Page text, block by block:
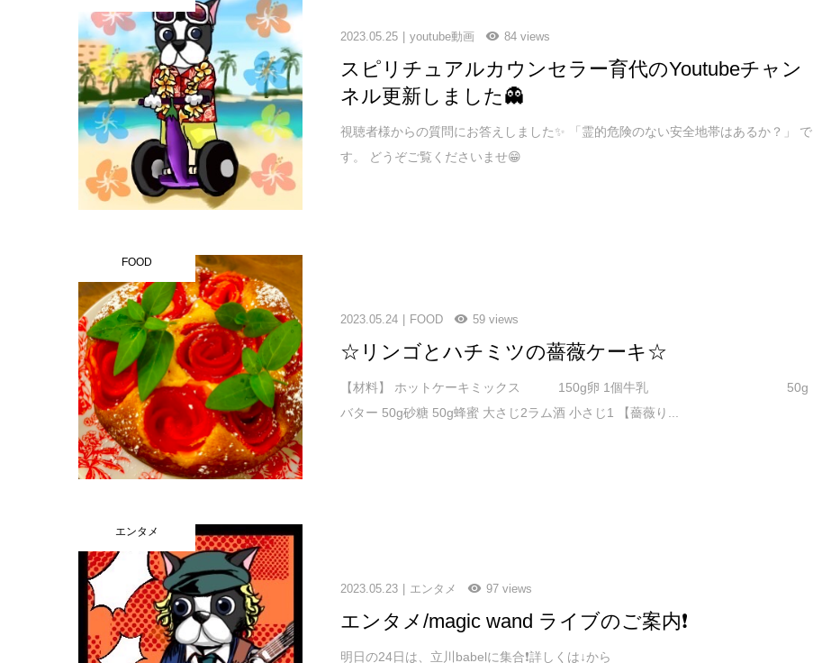
2023.05.25 youtube動画 84 views
スピリチュアルカウンセラー育代のYoutubeチャン
ネル更新しました👻
視聴者様からの質問にお答えしました✨ 「霊的危険のない安全地帯はあるか？」 で
す。 どうぞご覧くださいませ😁
FOOD
2023.05.24 FOOD 59 views
☆リンゴとハチミツの薔薇ケーキ☆
【材料】 ホットケーキミックス 150g卵 1個牛乳 50g
バター 50g砂糖 50g蜂蜜 大さじ2ラム酒 小さじ1 【薔薇り...
エンタメ
2023.05.23 エンタメ 97 views
エンタメ/magic wand ライブのご案内❗️
明日の24日は、立川babelに集合❗️詳しくは↓から